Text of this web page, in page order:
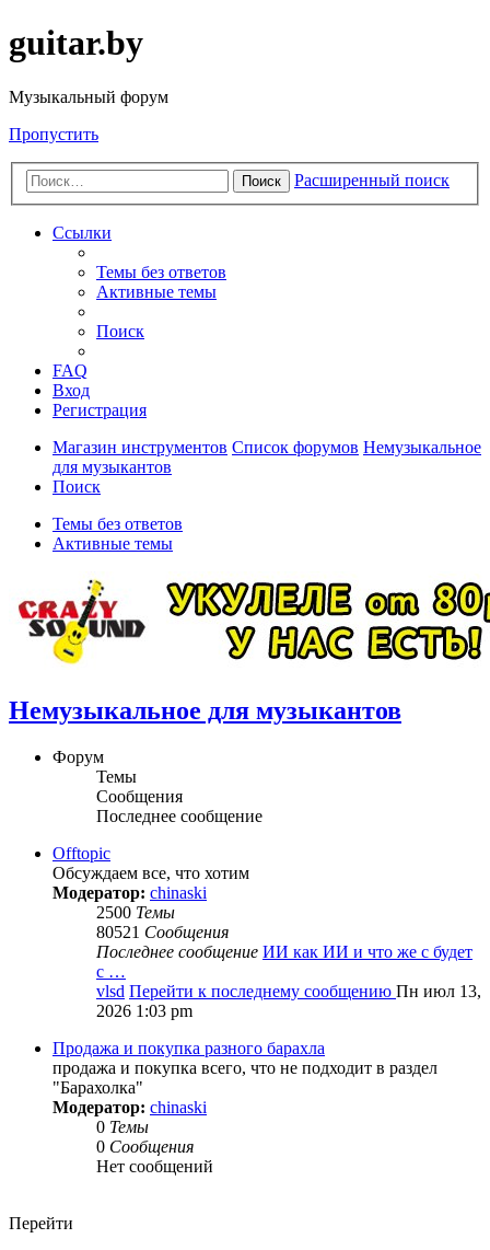
guitar.by
Музыкальный форум
Пропустить
Поиск Расширенный поиск
Ссылки
Темы без ответов
Активные темы
Поиск
FAQ
Вход
Регистрация
Магазин инструментов Список форумов Немузыкальное
для музыкантов
Поиск
Темы без ответов
Активные темы
Немузыкальное для музыкантов
Форум
Темы
Сообщения
Последнее сообщение
Offtopic
Обсуждаем все, что хотим
Модератор: chinaski
2500 Темы
80521 Сообщения
Последнее сообщение ИИ как ИИ и что же с будет
с …
vlsd Перейти к последнему сообщению Пн июл 13,
2026 1:03 pm
Продажа и покупка разного барахла
продажа и покупка всего, что не подходит в раздел
"Барахолка"
Модератор: chinaski
0 Темы
0 Сообщения
Нет сообщений
Перейти